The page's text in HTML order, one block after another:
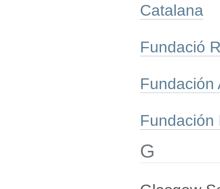
Catalana
Fundació
Fundación
Fundación
G